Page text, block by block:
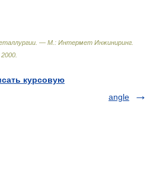
— М.: Интермет Инжиниринг
2000
курсовую
angle